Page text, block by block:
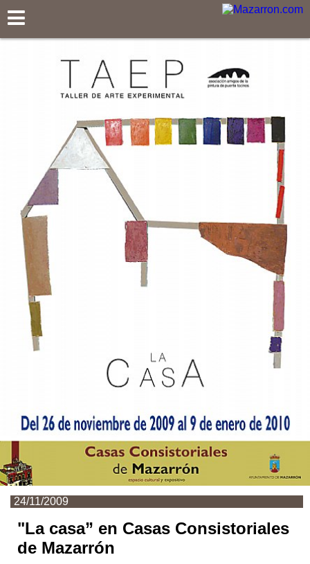
24/11/2009
"La casa” en Casas Consistoriales
de Mazarrón